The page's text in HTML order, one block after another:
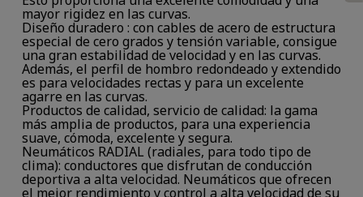
mayor rigidez en las curvas.
Diseño duradero : con cables de acero de estructura
especial de cero grados y tensión variable, consigue
una gran estabilidad de velocidad y en las curvas.
Además, el perfil de hombro redondeado y extendido
es para velocidades rectas y para un excelente
agarre en las curvas.
Productos de calidad, servicio de calidad: la gama
más amplia de productos, para una experiencia
suave, cómoda, excelente y segura.
Neumáticos RADIAL (radiales, para todo tipo de
clima): conductores que disfrutan de conducción
deportiva a alta velocidad. Neumáticos que ofrecen
el mejor rendimiento y control a alta velocidad de su